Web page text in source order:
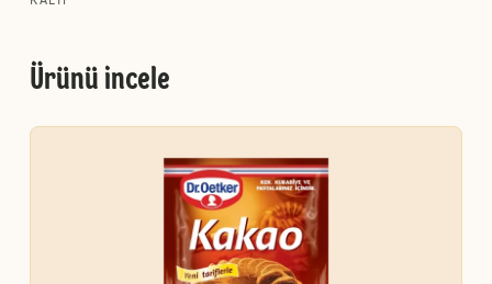
Ürünü incele